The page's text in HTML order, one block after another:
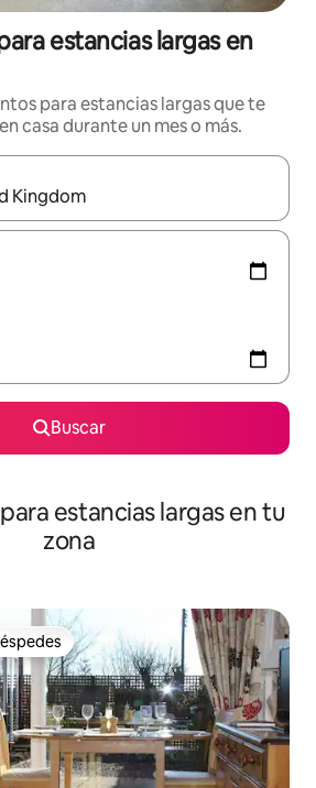
estancias largas en
para estancias largas que te
casa durante un mes o más.
estén disponibles, podrás navegar
Buscar
estancias largas en tu
zona
entre huéspedes